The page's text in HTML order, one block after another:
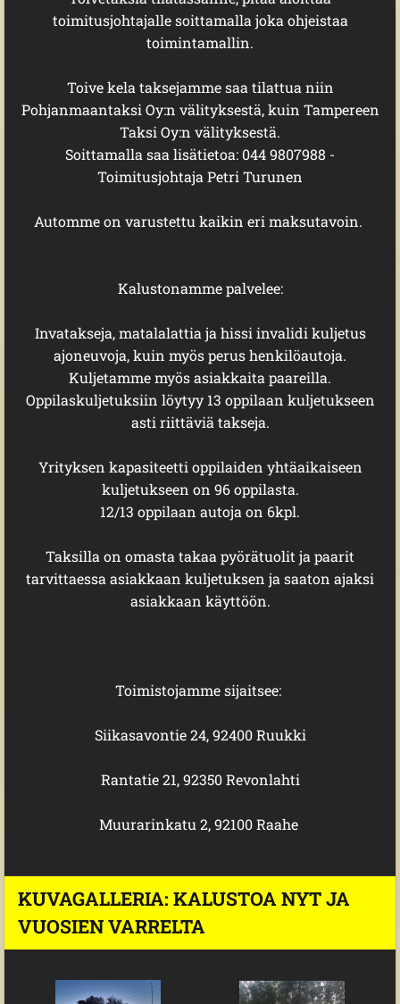
toimitusjohtajalle soittamalla joka ohjeistaa
toimintamallin.
Toive kela taksejamme saa tilattua niin
Pohjanmaantaksi Oy:n välityksestä, kuin Tampereen
Taksi Oy:n välityksestä.
Soittamalla saa lisätietoa: 044 9807988 -
Toimitusjohtaja Petri Turunen
Automme on varustettu kaikin eri maksutavoin.
Kalustonamme palvelee:
Invatakseja, matalalattia ja hissi invalidi kuljetus
ajoneuvoja, kuin myös perus henkilöautoja.
Kuljetamme myös asiakkaita paareilla.
Oppilaskuljetuksiin löytyy 13 oppilaan kuljetukseen
asti riittäviä takseja.
Yrityksen kapasiteetti oppilaiden yhtäaikaiseen
kuljetukseen on 96 oppilasta.
12/13 oppilaan autoja on 6kpl.
Taksilla on omasta takaa pyörätuolit ja paarit
tarvittaessa asiakkaan kuljetuksen ja saaton ajaksi
asiakkaan käyttöön.
Toimistojamme sijaitsee:
Siikasavontie 24, 92400 Ruukki
Rantatie 21, 92350 Revonlahti
Muurarinkatu 2, 92100 Raahe
KUVAGALLERIA: KALUSTOA NYT JA
VUOSIEN VARRELTA